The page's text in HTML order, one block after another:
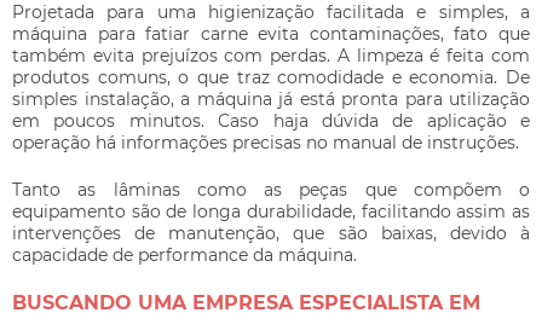
Projetada para uma higienização facilitada e simples, a
máquina para fatiar carneevita contaminações, fato que
também evita prejuízos com perdas. A limpeza é feita com
produtos comuns, o que traz comodidade e economia. De
simples instalação, a máquina já está pronta para utilização
em poucos minutos. Caso haja dúvida de aplicação e
operação há informações precisas no manual de instruções.
Tanto as lâminas como as peças que compõem o
equipamento são de longa durabilidade, facilitando assim as
intervenções de manutenção, que são baixas, devido à
capacidade de performance da máquina.
BUSCANDO UMA EMPRESA ESPECIALISTA EM